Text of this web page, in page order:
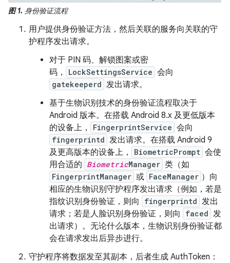
图 1. 身份验证流程
用户提供身份验证方法，然后关联的服务向关联的守
护程序发出请求。
对于 PIN 码、解锁图案或密
码，
LockSettingsService 会向
gatekeeperd 发出请求。
基于生物识别技术的身份验证流程取决于
Android 版本。在搭载 Android 8.x 及更低版本
的设备上，
FingerprintService 会向
fingerprintd 发出请求。在搭载 Android 9
及更高版本的设备上，
BiometricPrompt 会使
用合适的 BiometricManager 类（如
FingerprintManager 或 FaceManager ）向
相应的生物识别守护程序发出请求（例如，若是
指纹识别身份验证，则向
fingerprintd 发出
请求；若是人脸识别身份验证，则向
faced 发
出请求）。无论什么版本，生物识别身份验证都
会在请求发出后异步进行。
守护程序将数据发至其副本，后者生成 AuthToken：